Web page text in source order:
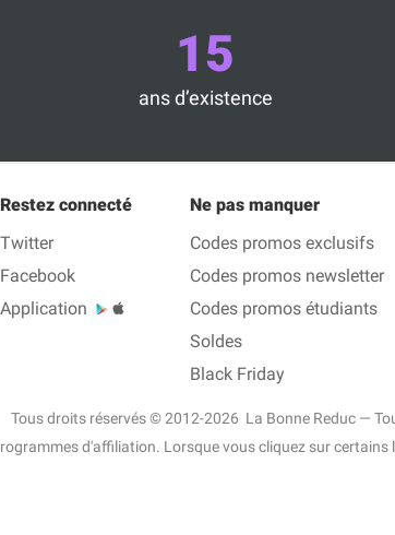
15
ans d’existence
Restez connecté
Twitter
Facebook
Application
Ne pas manquer
Codes promos exclusifs
Codes promos newsletter
Codes promos étudiants
Soldes
Black Friday
Tous droits réservés © 2012-2026 La Bonne Reduc —
d'affiliation. Lorsque vous cliquez sur